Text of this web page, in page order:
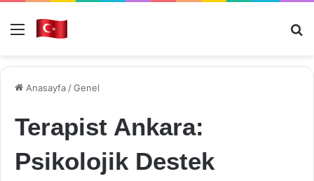
Menü
Anasayfa /Genel
Terapist Ankara:
Psikolojik Destek